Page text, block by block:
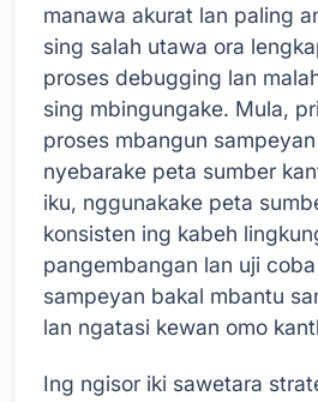
manawa akurat lan paling
sing salah utawa ora
proses debugging lan
sing mbingungake. Mula,
proses mbangun
nyebarake peta sumber
iku, nggunakake peta
konsisten ing kabeh
pangembangan lan uji
sampeyan bakal mbantu
lan ngatasi kewan omo
Ing ngisor iki sawetara